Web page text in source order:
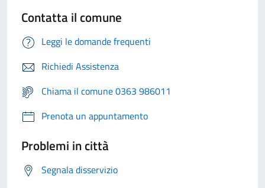
Contatta il comune
Leggi le domande frequenti
Richiedi Assistenza
Chiama il comune 0363 986011
Prenota un appuntamento
Problemi in città
Segnala disservizio